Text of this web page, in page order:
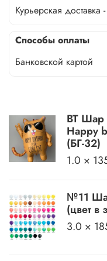
Курьерская доставка
Способы оплаты
Банковской картой
BT Шар
Happy
(БГ-32)
1.0 ×
№11
(цвет в
3.0 ×